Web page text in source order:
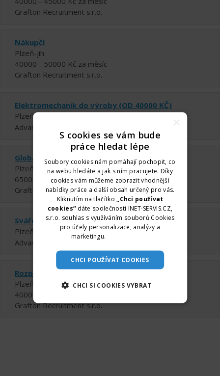
Grafton Recruitment s.r.o.
Nákupčí
Plzeň-jih
40000 - 50000 Kč za měsíc
Grafton Recruitment s.r.o.
Elektromechanik do výroby (OD 40000 KČ)
Plzeň-jih
Advantage Consulting, s.r.o. - Brno
Globální produktový manažer
Plzeň-jih
65000 - 80000 Kč za měsíc
Grafton Recruitment s.r.o.
Svářeč MAG/CO2 (34-36.000 Kč)
Plzeň-jih
Advantage Consulting, s.r.o.
Rozpočtář | Plzeň & Nepomuk
Plzeň-jih
40000 - 45000 Kč za měsíc
Grafton Recruitment s.r.o.
×
S cookies se vám bude
práce hledat lépe
Soubory cookies nám pomáhají pochopit, co
na webu hledáte a jak s ním pracujete. Díky
cookies vám můžeme zobrazit vhodnější
nabídky práce a další obsah určený pro vás.
Kliknutím na tlačítko
„Chci používat
cookies“ dáte společnosti INET-SERVIS.CZ,
s.r.o. souhlas s využíváním souborů Cookies
pro účely personalizace, analýzy a
marketingu.
CHCI POUŽÍVAT COOKIES
CHCI SI COOKIES VYBRAT